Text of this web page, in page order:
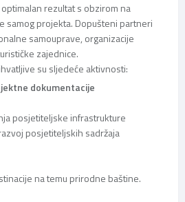
rezultat s obzirom na
samog projekta. Dopušteni partneri
samouprave, organizacije
zajednice.
su sljedeće aktivnosti:
dokumentacije
posjetiteljske infrastrukture
posjetiteljskih sadržaja
na temu prirodne baštine.